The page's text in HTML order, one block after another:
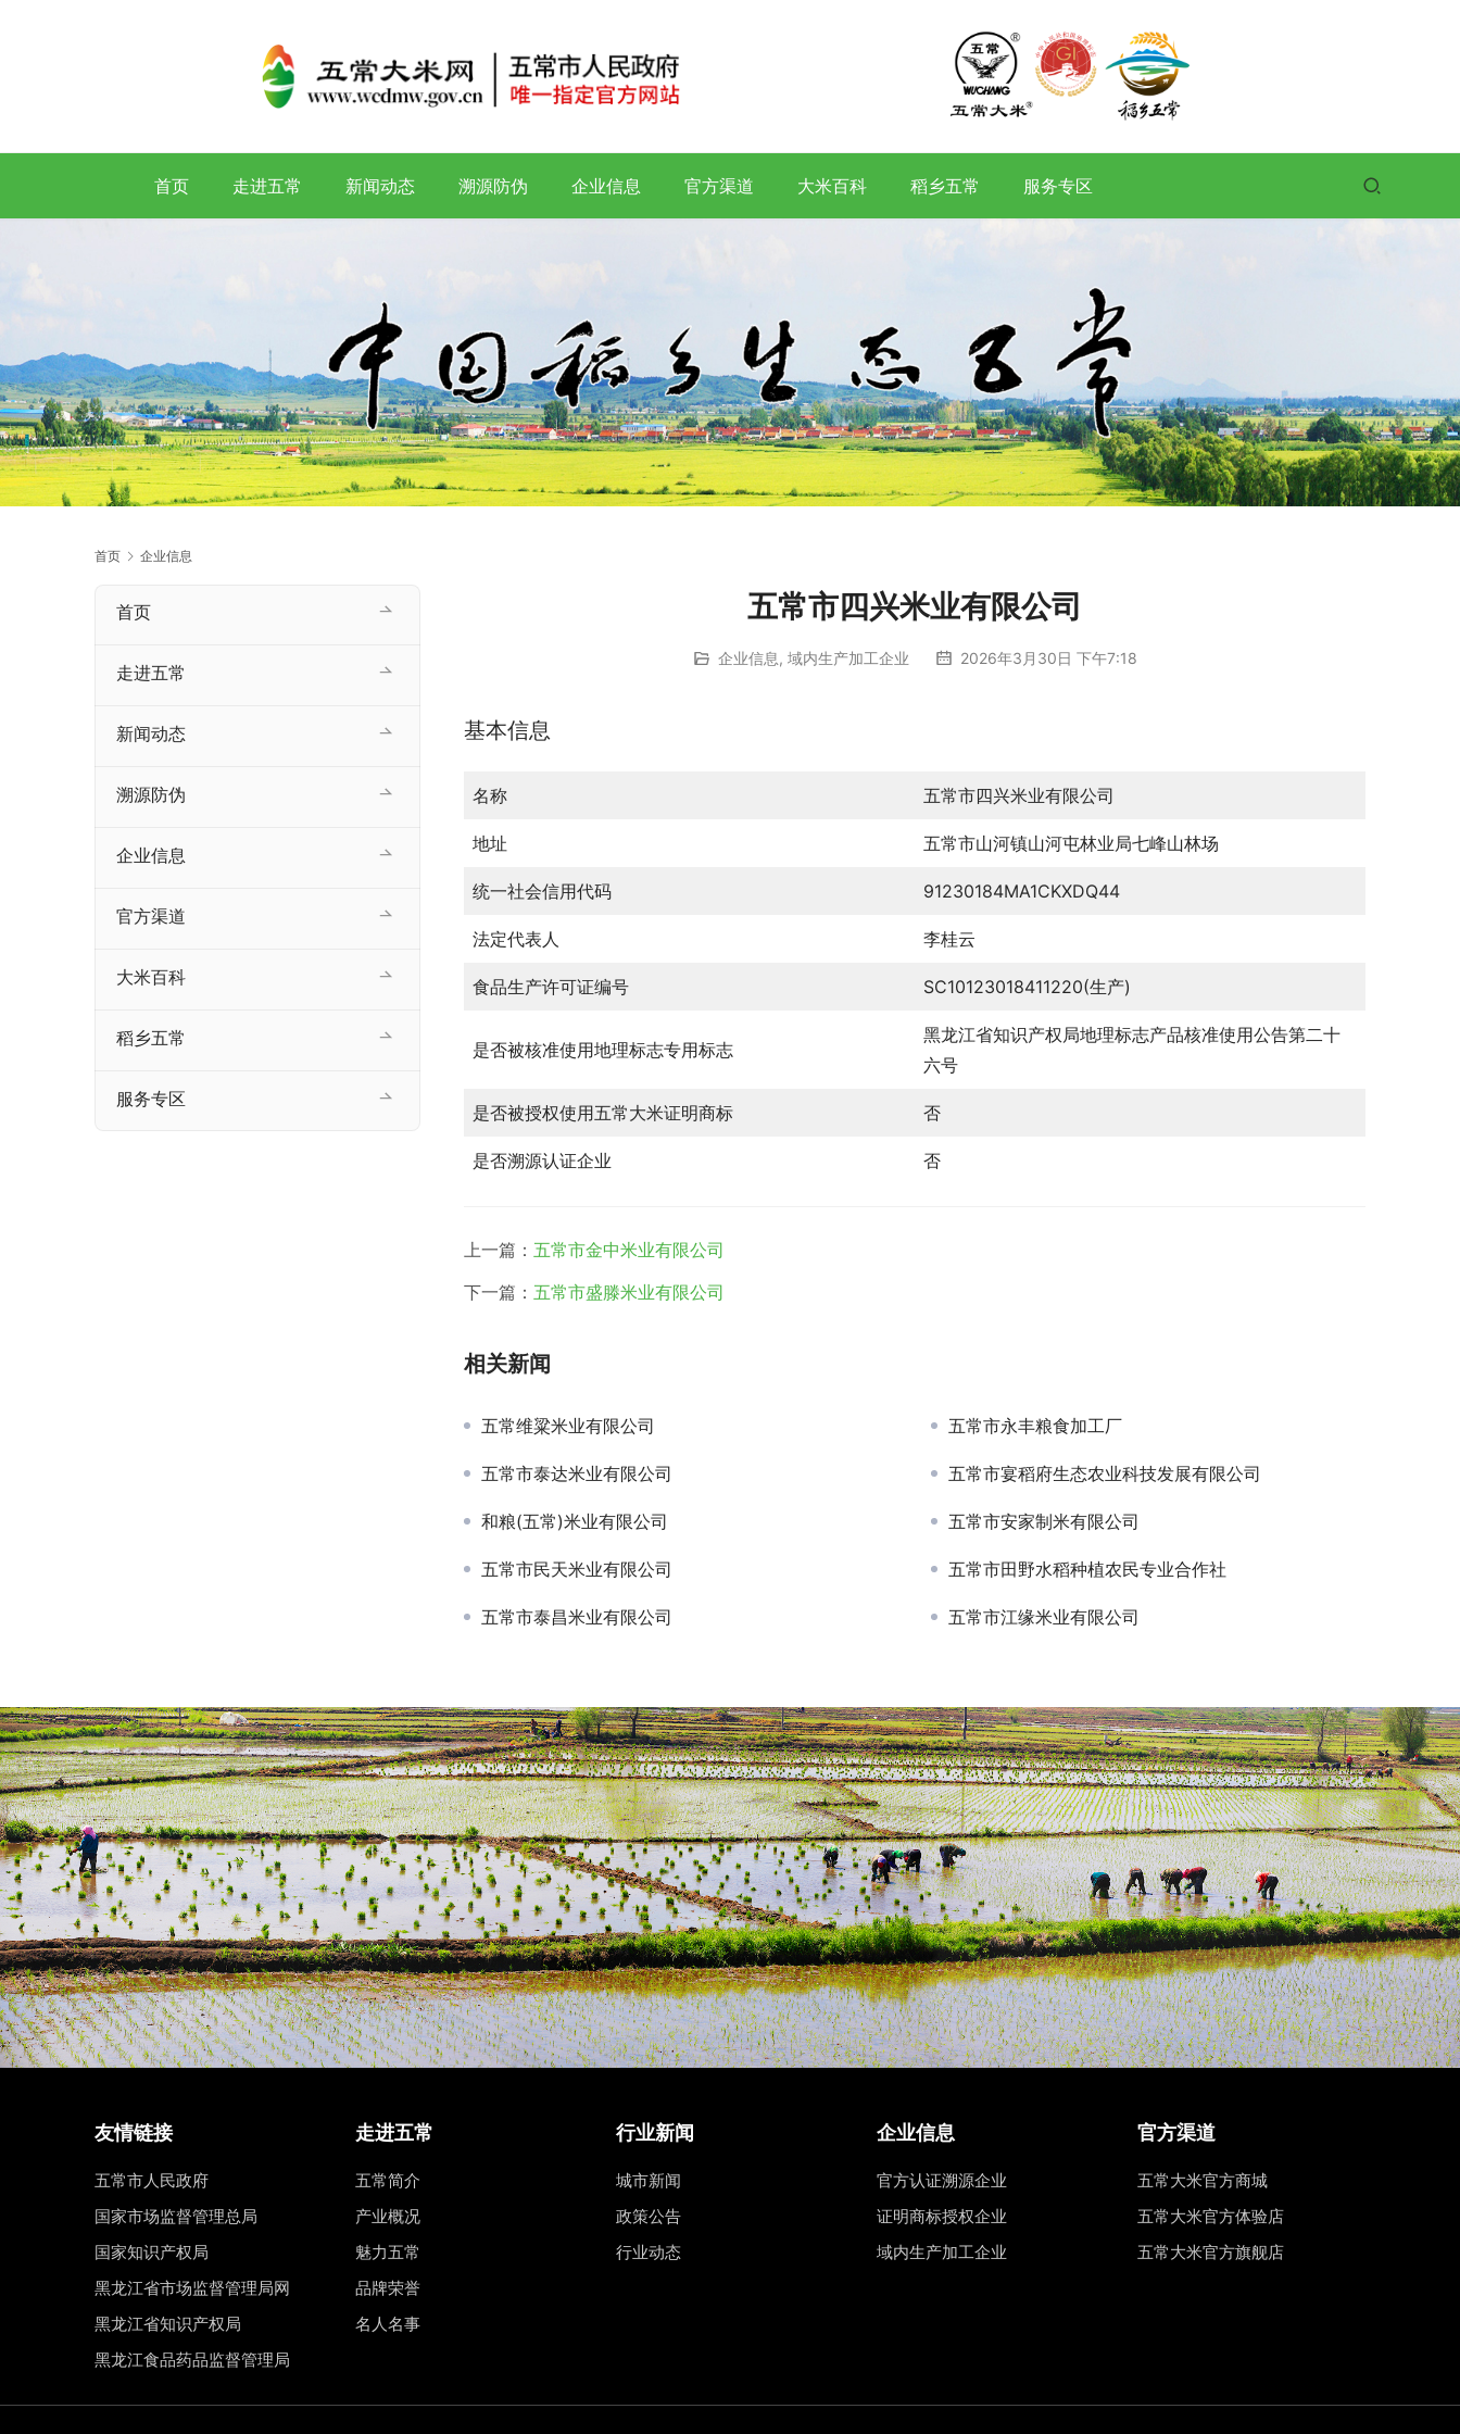
首页 走进五常 新闻动态 溯源防伪 企业信息 官方渠道 大米百科 稻乡五常 服务专区
首页 企业信息
五常市四兴米业有限公司
企业信息, 域内生产加工企业 2026年3月30日 下午7:18
基本信息
名称 五常市四兴米业有限公司
地址 五常市山河镇山河屯林业局七峰山林场
统一社会信用代码 91230184MA1CKXDQ44
法定代表人 李桂云
食品生产许可证编号 SC10123018411220(生产)
是否被核准使用地理标志专用标志
黑龙江省知识产权局地理标志产品核准使用公告第二十
六号
是否被授权使用五常大米证明商标 否
是否溯源认证企业 否
上一篇： 五常市金中米业有限公司
下一篇： 五常市盛滕米业有限公司
相关新闻
五常维粱米业有限公司 五常市永丰粮食加工厂
五常市泰达米业有限公司 五常市宴稻府生态农业科技发展有限公司
和粮(五常)米业有限公司 五常市安家制米有限公司
五常市民天米业有限公司 五常市田野水稻种植农民专业合作社
五常市泰昌米业有限公司 五常市江缘米业有限公司
首页
走进五常
新闻动态
溯源防伪
企业信息
官方渠道
大米百科
稻乡五常
服务专区
友情链接
五常市人民政府
国家市场监督管理总局
国家知识产权局
黑龙江省市场监督管理局网
黑龙江省知识产权局
黑龙江食品药品监督管理局
走进五常
五常简介
产业概况
魅力五常
品牌荣誉
名人名事
行业新闻
城市新闻
政策公告
行业动态
企业信息
官方认证溯源企业
证明商标授权企业
域内生产加工企业
官方渠道
五常大米官方商城
五常大米官方体验店
五常大米官方旗舰店